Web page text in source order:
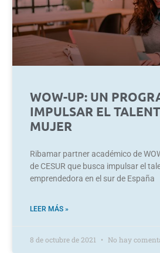
WOW-UP: UN
IMPULSAR EL
MUJER
Ribamar partner académico de
de CESUR que busca impulsar el
emprendedora en el sur de España
LEER MÁS »
8 de octubre de 2021 No hay